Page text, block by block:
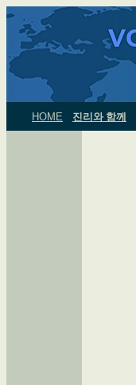
HOME 진리와 함께